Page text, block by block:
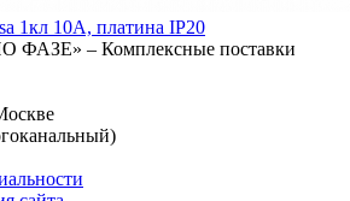
1кл 10А, платина IP20
ФАЗЕ» – Комплексные поставки